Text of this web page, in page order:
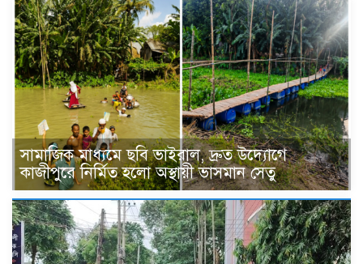
সামাজিক মাধ্যমে ছবি ভাইরাল, দ্রুত উদ্যোগে
কাজীপুরে নির্মিত হলো অস্থায়ী ভাসমান সেতু